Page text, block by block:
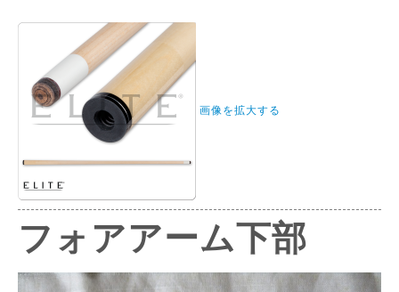
画像を拡大する
フォアアーム下部